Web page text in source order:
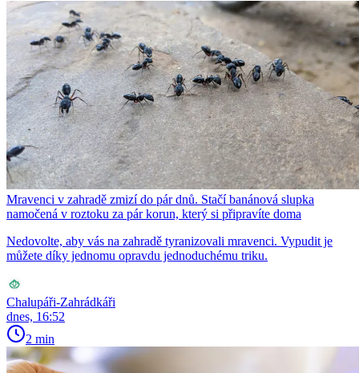
Mravenci v zahradě zmizí do pár dnů. Stačí banánová slupka
namočená v roztoku za pár korun, který si připravíte doma
Nedovolte, aby vás na zahradě tyranizovali mravenci. Vypudit je
můžete díky jednomu opravdu jednoduchému triku.
Chalupáři-Zahrádkáři
dnes, 16:52
2 min